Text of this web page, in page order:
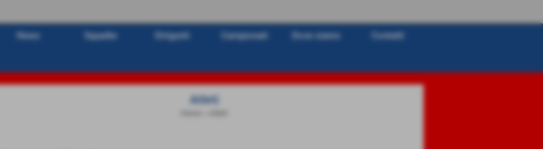
News Squadre Dirigenti Campionati Dove siamo Contatti
Atleti